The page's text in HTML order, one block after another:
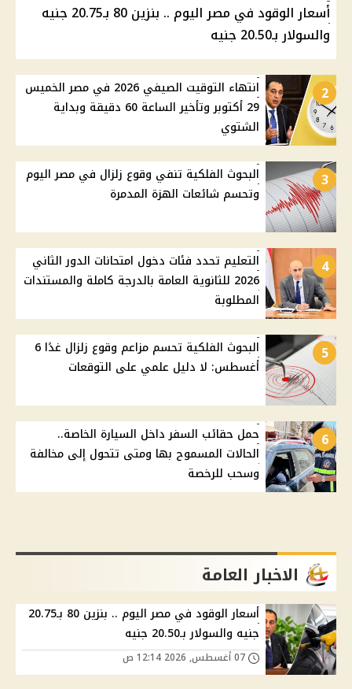
أسعار الوقود في مصر اليوم .. بنزين 80 بـ20.75 جنيه
والسولار بـ20.50 جنيه
2
انتهاء التوقيت الصيفي 2026 في مصر الخميس
29 أكتوبر وتأخير الساعة 60 دقيقة وبداية
الشتوي
3
البحوث الفلكية تنفي وقوع زلزال في مصر اليوم
وتحسم شائعات الهزة المدمرة
4
التعليم تحدد فئات دخول امتحانات الدور الثاني
2026 للثانوية العامة بالدرجة كاملة والمستندات
المطلوبة
5
البحوث الفلكية تحسم مزاعم وقوع زلزال غدًا 6
أغسطس: لا دليل علمي على التوقعات
6
حمل حقائب السفر داخل السيارة الخاصة..
الحالات المسموح بها ومتى تتحول إلى مخالفة
وسحب للرخصة
الاخبار العامة
أسعار الوقود في مصر اليوم .. بنزين 80 بـ20.75
جنيه والسولار بـ20.50 جنيه